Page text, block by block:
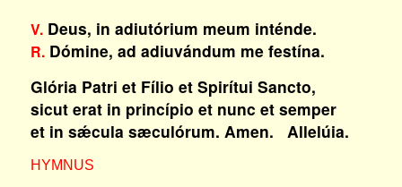
V.Deus, in adiutórium meum inténde.
R.Dómine, ad adiuvándum me festína.
Glória Patri et Fílio et Spirítui Sancto,
sicut erat in princípio et nunc et semper
et in sǽcula sæculórum. Amen. Allelúia.
HYMNUS